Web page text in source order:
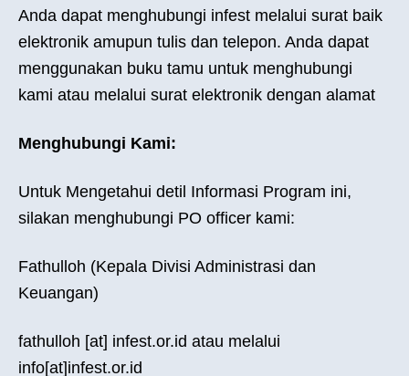
Anda dapat menghubungi infest melalui surat baik
elektronik amupun tulis dan telepon. Anda dapat
menggunakan buku tamu untuk menghubungi
kami atau melalui surat elektronik dengan alamat
Menghubungi Kami:
Untuk Mengetahui detil Informasi Program ini,
silakan menghubungi PO officer kami:
Fathulloh (Kepala Divisi Administrasi dan
Keuangan)
fathulloh [at] infest.or.id atau melalui
info[at]infest.or.id